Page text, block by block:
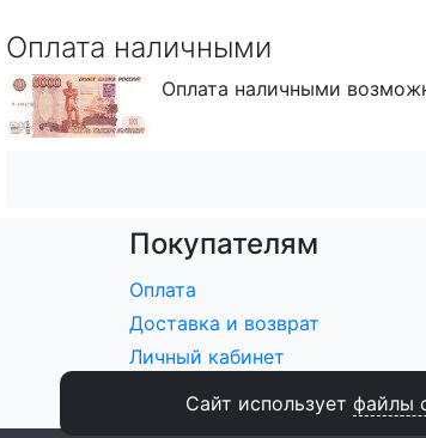
Оплата наличными
Оплата наличными
Покупателям
Оплата
Доставка и возврат
Личный кабинет
Сайт использует файлы